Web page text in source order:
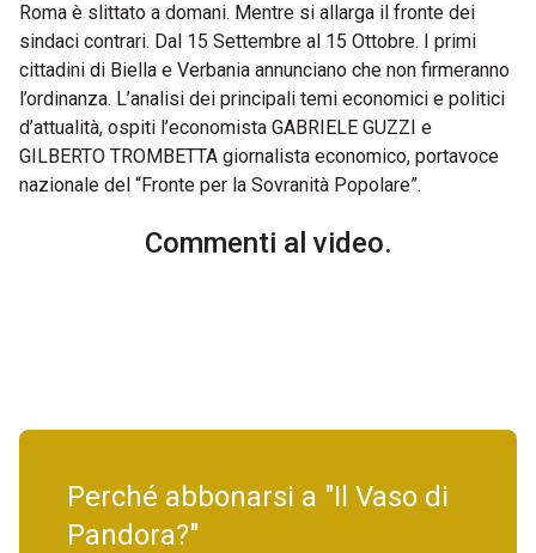
Roma è slittato a domani. Mentre si allarga il fronte dei
sindaci contrari. Dal 15 Settembre al 15 Ottobre. I primi
cittadini di Biella e Verbania annunciano che non firmeranno
l’ordinanza. L’analisi dei principali temi economici e politici
d’attualità, ospiti l’economista GABRIELE GUZZI e
GILBERTO TROMBETTA giornalista economico, portavoce
nazionale del “Fronte per la Sovranità Popolare”.
Commenti al video.
Perché abbonarsi a "Il Vaso di
Pandora?"